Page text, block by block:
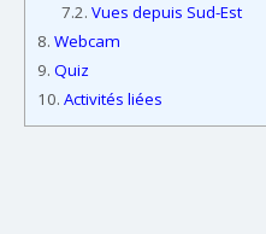
7.2. Vues depuis Sud-Est
8. Webcam
9. Quiz
10. Activités liées